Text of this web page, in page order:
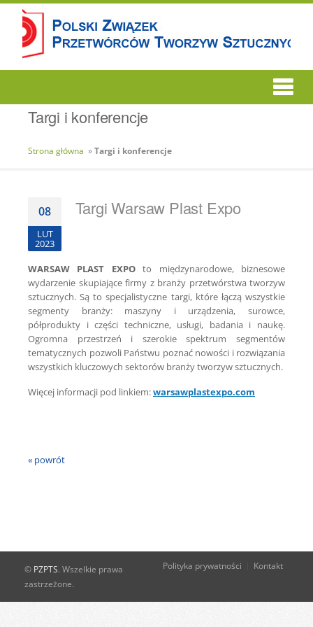
Targi i konferencje
Strona główna »Targi i konferencje
08
LUT
2023
Targi Warsaw Plast Expo
WARSAW PLAST EXPOto międzynarodowe, biznesowe
wydarzenie skupiające firmy z branży przetwórstwa tworzyw
sztucznych. Są to specjalistyczne targi, które łączą wszystkie
segmenty branży: maszyny i urządzenia, surowce,
półprodukty i części techniczne, usługi, badania i naukę.
Ogromna przestrzeń i szerokie spektrum segmentów
tematycznych pozwoli Państwu poznać nowości i rozwiązania
wszystkich kluczowych sektorów branży tworzyw sztucznych.
Więcej informacji pod linkiem:warsawplastexpo.com
« powrót
© PZPTS. Wszelkie prawa
zastrzeżone.
Polityka prywatności Kontakt